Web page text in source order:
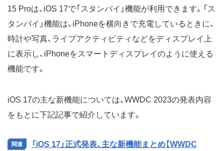
15 Proは、iOS 17で「スタンバイ」機能が利用できます。「ス
タンバイ」機能は、iPhoneを横向きで充電しているときに、
時計や写真、ライブアクティビティなどをディスプレイ上
に表示し、iPhoneをスマートディスプレイのように使える
機能です。
iOS 17の主な新機能については、WWDC 2023の発表内容
をもとに下記記事で紹介しています。
「iOS 17」正式発表、主な新機能まとめ【WWDC